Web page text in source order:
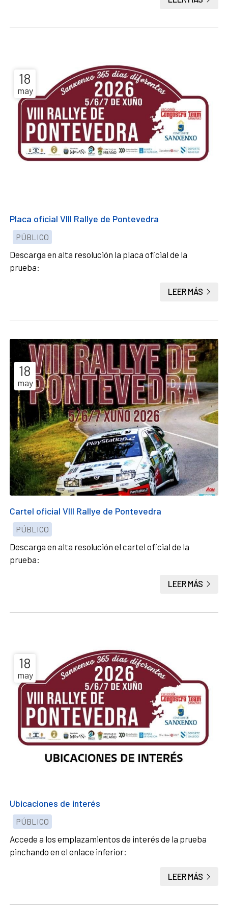
18
may
Placa oficial VIII Rallye de Pontevedra
PÚBLICO
Descarga en alta resolución la placa oficial de la
prueba:
LEER MÁS
18
may
Cartel oficial VIII Rallye de Pontevedra
PÚBLICO
Descarga en alta resolución el cartel oficial de la
prueba:
LEER MÁS
18
may
Ubicaciones de interés
PÚBLICO
Accede a los emplazamientos de interés de la prueba
pinchando en el enlace inferior:
LEER MÁS